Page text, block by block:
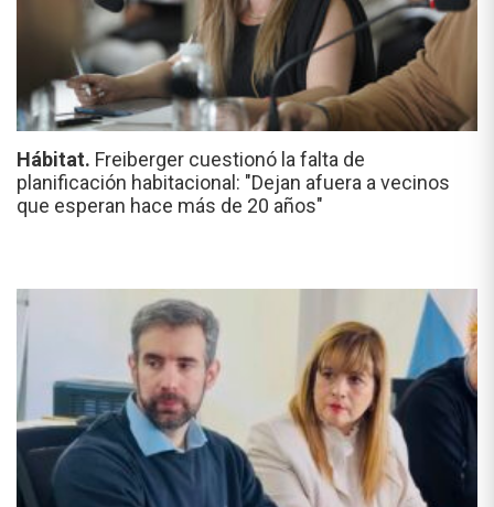
Hábitat. Freiberger cuestionó la falta de
planificación habitacional: "Dejan afuera a vecinos
que esperan hace más de 20 años"